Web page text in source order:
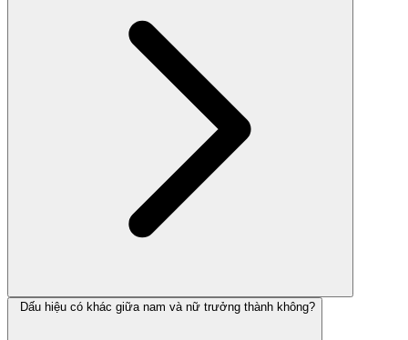
Dấu hiệu có khác giữa nam và nữ trưởng thành không?